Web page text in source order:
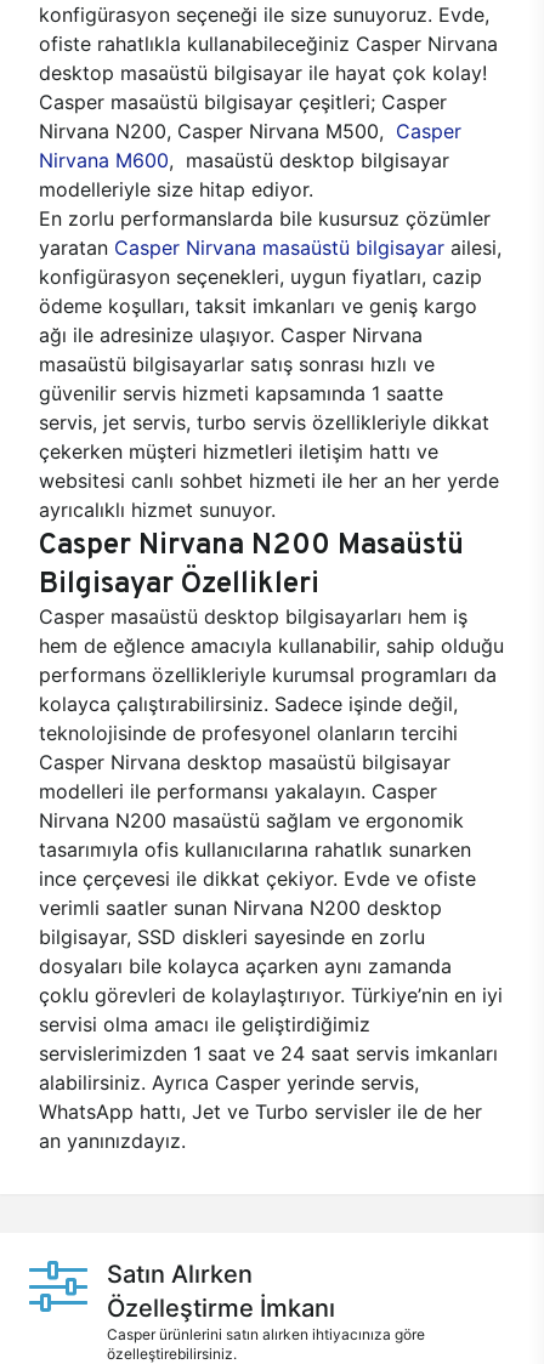
konfigürasyon seçeneği ile size sunuyoruz. Evde,
ofiste rahatlıkla kullanabileceğiniz Casper Nirvana
desktop masaüstü bilgisayar ile hayat çok kolay!
Casper masaüstü bilgisayar çeşitleri; Casper
Nirvana N200, Casper Nirvana M500, Casper
Nirvana M600, masaüstü desktop bilgisayar
modelleriyle size hitap ediyor.
En zorlu performanslarda bile kusursuz çözümler
yaratan Casper Nirvana masaüstü bilgisayar ailesi,
konfigürasyon seçenekleri, uygun fiyatları, cazip
ödeme koşulları, taksit imkanları ve geniş kargo
ağı ile adresinize ulaşıyor. Casper Nirvana
masaüstü bilgisayarlar satış sonrası hızlı ve
güvenilir servis hizmeti kapsamında 1 saatte
servis, jet servis, turbo servis özellikleriyle dikkat
çekerken müşteri hizmetleri iletişim hattı ve
websitesi canlı sohbet hizmeti ile her an her yerde
ayrıcalıklı hizmet sunuyor.
Casper Nirvana N200 Masaüstü
Bilgisayar Özellikleri
Casper masaüstü desktop bilgisayarları hem iş
hem de eğlence amacıyla kullanabilir, sahip olduğu
performans özellikleriyle kurumsal programları da
kolayca çalıştırabilirsiniz. Sadece işinde değil,
teknolojisinde de profesyonel olanların tercihi
Casper Nirvana desktop masaüstü bilgisayar
modelleri ile performansı yakalayın. Casper
Nirvana N200 masaüstü sağlam ve ergonomik
tasarımıyla ofis kullanıcılarına rahatlık sunarken
ince çerçevesi ile dikkat çekiyor. Evde ve ofiste
verimli saatler sunan Nirvana N200 desktop
bilgisayar, SSD diskleri sayesinde en zorlu
dosyaları bile kolayca açarken aynı zamanda
çoklu görevleri de kolaylaştırıyor. Türkiye’nin en iyi
servisi olma amacı ile geliştirdiğimiz
servislerimizden 1 saat ve 24 saat servis imkanları
alabilirsiniz. Ayrıca Casper yerinde servis,
WhatsApp hattı, Jet ve Turbo servisler ile de her
an yanınızdayız.
Satın Alırken
Özelleştirme İmkanı
Casper ürünlerini satın alırken ihtiyacınıza göre
özelleştirebilirsiniz.